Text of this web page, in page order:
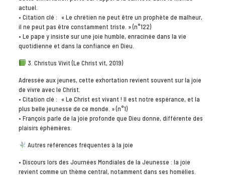
actuel.
• Citation clé : « Le chrétien ne peut être un prophète de malheur,
il ne peut pas être constamment triste. » (n°122)
• Le pape y insiste sur une joie humble, enracinée dans la vie
quotidienne et dans la confiance en Dieu.
3. Christus Vivit (Le Christ vit, 2019)
Adressée aux jeunes, cette exhortation revient souvent sur la joie
de vivre avec le Christ.
• Citation clé : « Le Christ est vivant ! Il est notre espérance, et la
plus belle jeunesse de ce monde. » (n°1)
• François parle de la joie profonde que Dieu donne, différente des
plaisirs éphémères.
Autres références fréquentes à la joie
• Discours lors des Journées Mondiales de la Jeunesse : la joie
revient comme un thème central, notamment dans ses homélies.